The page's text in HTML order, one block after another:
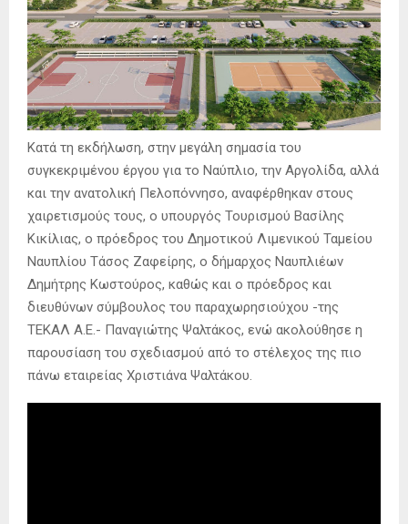
Κατά τη εκδήλωση, στην μεγάλη σημασία του
συγκεκριμένου έργου για το Ναύπλιο, την Αργολίδα, αλλά
και την ανατολική Πελοπόννησο, αναφέρθηκαν στους
χαιρετισμούς τους, ο υπουργός Τουρισμού Βασίλης
Κικίλιας, ο πρόεδρος του Δημοτικού Λιμενικού Ταμείου
Ναυπλίου Τάσος Ζαφείρης, ο δήμαρχος Ναυπλιέων
Δημήτρης Κωστούρος, καθώς και ο πρόεδρος και
διευθύνων σύμβουλος του παραχωρησιούχου -της
ΤΕΚΑΛ Α.Ε.- Παναγιώτης Ψαλτάκος, ενώ ακολούθησε η
παρουσίαση του σχεδιασμού από το στέλεχος της πιο
πάνω εταιρείας Χριστιάνα Ψαλτάκου.